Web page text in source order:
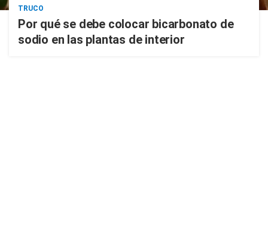
TRUCO
Por qué se debe colocar bicarbonato de
sodio en las plantas de interior